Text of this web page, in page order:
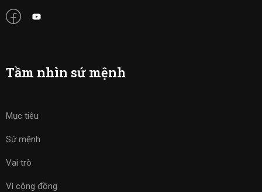
Tầm nhìn sứ mệnh
Mục tiêu
Sứ mệnh
Vai trò
Vì cộng đồng